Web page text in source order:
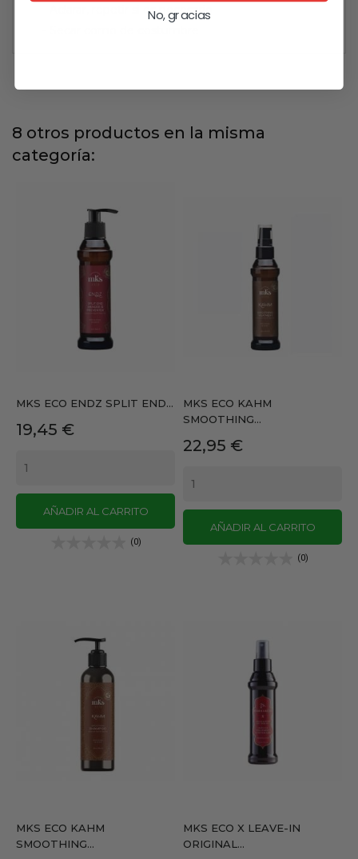
- Aclarar, repetir si es necesario
8 otros productos en la misma
categoría:
MKS ECO ENDZ SPLIT END...
Precio
19,45 €
AÑADIR AL CARRITO
(0)
MKS ECO KAHM
SMOOTHING...
Precio
22,95 €
AÑADIR AL CARRITO
(0)
MKS ECO KAHM
SMOOTHING...
MKS ECO X LEAVE-IN
ORIGINAL...
No, gracias